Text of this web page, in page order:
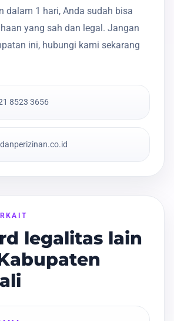
dalam 1 hari, Anda sudah bisa
yang sah dan legal. Jangan
ini, hubungi kami sekarang
8523 3656
legalitas lain